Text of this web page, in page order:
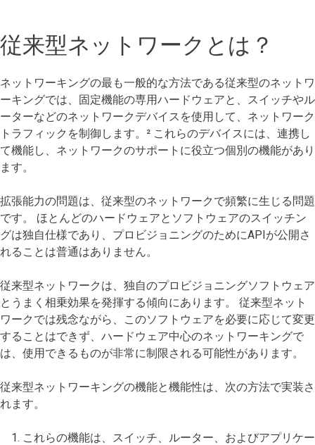
従来型ネットワークとは？
ネットワーキングの最も一般的な方法である従来型のネットワ
ーキングでは、固定機能の専用ハードウェアと、スイッチやル
ーターなどのネットワークデバイスを使用して、ネットワーク
トラフィックを制御します。² これらのデバイスには、連携し
て機能し、ネットワークのサポートに役立つ個別の機能があり
ます。
拡張能力の問題は、従来型のネットワークで頻繁に生じる問題
です。 ほとんどのハードウェアとソフトウェアのスイッチン
グは独自仕様であり、プロビジョニングのためにAPIが公開さ
れることは普通はありません。
従来型ネットワークは、独自のプロビジョニングソフトウェア
とうまく相乗効果を発揮する傾向にあります。 従来型ネット
ワークでは残念ながら、このソフトウェアを必要に応じて変更
することはできず、ハードウェア中心のネットワーキングで
は、使用できるものが非常に制限される可能性があります。
従来型ネットワーキングの機能と機能性は、次の方法で実装さ
れます。
これらの機能は、スイッチ、ルーター、およびアプリケー